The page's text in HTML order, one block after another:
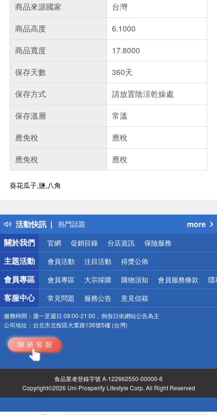
商品來源國家
台灣
商品高度
6.1000
商品寬度
17.8000
保存天數
360天
保存方式
請放置陰涼乾燥處
保存溫層
常溫
應免稅
應稅
應免稅
應稅
葵花瓜子,鹽,八角
活動快訊
得獎公告
熱門話題
銀行優惠
偏遠地區配送
詐騙網頁！請小心！
more
關於我們
官網 促銷目錄 分店資訊 保險服務
主題活動 會員活動 注目活動 得獎公佈
會員專區 會員專區 大宗採購 購物須知 會員服務條款 隱
客服中心 常見問題 服務公告 意見信箱
服務時間： 週一至週日 09:00-21:00，例假日依網站公告為主
公司地址： 台北市北投區大業路136號5樓 (台灣)
食品業者登錄字號 A-122662550-00000-6
Copyright©2026 Uni-Prosperity Lifestyle Corp. All Right Reserved